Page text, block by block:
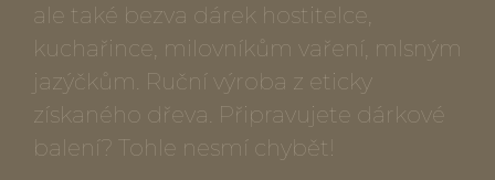
ale také bezva dárek hostitelce,
kuchařince, milovníkům vaření, mlsným
jazýčkům. Ruční výroba z eticky
získaného dřeva. Připravujete dárkové
balení? Tohle nesmí chybět!